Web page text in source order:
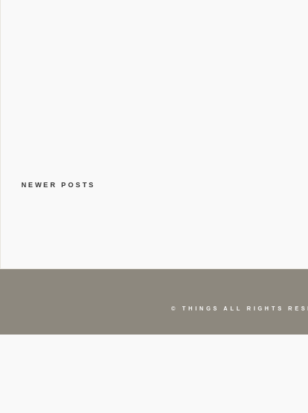
NEWER POSTS
© THINGS ALL RIGHTS